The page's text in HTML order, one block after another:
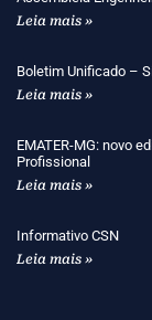
Leia mais »
Boletim Unificado –
Leia mais »
EMATER-MG: novo
Profissional
Leia mais »
Informativo CSN
Leia mais »